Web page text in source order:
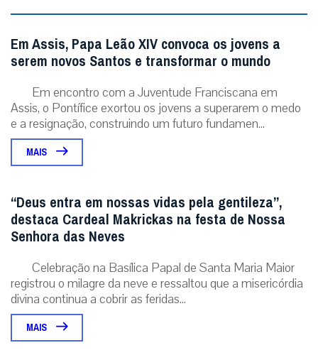
Em Assis, Papa Leão XIV convoca os jovens a
serem novos Santos e transformar o mundo
Em encontro com a Juventude Franciscana em
Assis, o Pontífice exortou os jovens a superarem o medo
e a resignação, construindo um futuro fundamen...
MAIS
“Deus entra em nossas vidas pela gentileza”,
destaca Cardeal Makrickas na festa de Nossa
Senhora das Neves
Celebração na Basílica Papal de Santa Maria Maior
registrou o milagre da neve e ressaltou que a misericórdia
divina continua a cobrir as feridas...
MAIS